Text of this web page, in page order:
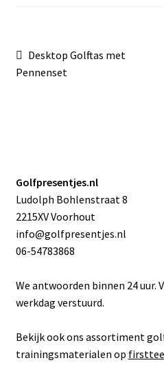
Bericht
navigatie
Vorig
bericht:
Desktop Golftas met
Pennenset
Golfpresentjes.nl
Ludolph Bohlenstraat 8
2215XV Voorhout
info@golfpresentjes.nl
06-54783868
We antwoorden binnen 24 uur.
werkdag verstuurd.
Bekijk ook ons assortiment
trainingsmaterialen op